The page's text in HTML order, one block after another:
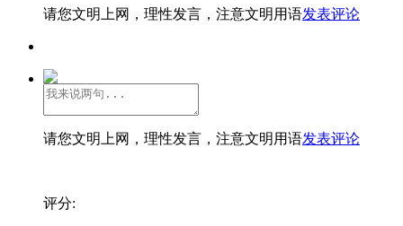
请您文明上网，理性发言，注意文明用语发表评论
请您文明上网，理性发言，注意文明用语发表评论
评分: